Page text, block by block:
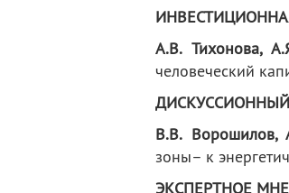
А.В. Тихонова,
человеческий
В.В. Ворошилов,
зоны– к
ЭКСПЕРТНОЕ